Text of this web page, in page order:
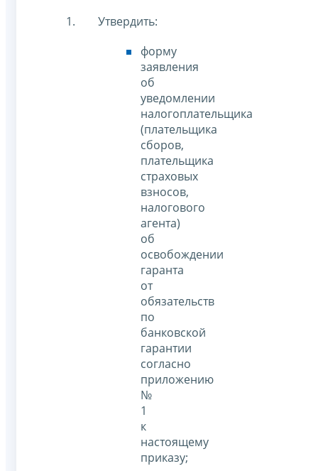
Утвердить:
форму
заявления
об
уведомлении
налогоплательщика
(плательщика
сборов,
плательщика
страховых
взносов,
налогового
агента)
об
освобождении
гаранта
от
обязательств
по
банковской
гарантии
согласно
приложению
№
1
к
настоящему
приказу;